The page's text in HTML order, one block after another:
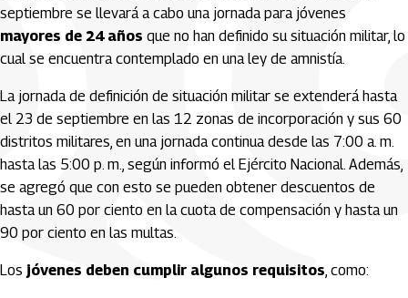
septiembre se llevará a cabo una jornada para jóvenes
mayores de 24 años que no han definido su situación militar, lo
cual se encuentra contemplado en una ley de amnistía.
La jornada de definición de situación militar se extenderá hasta
el 23 de septiembre en las 12 zonas de incorporación y sus 60
distritos militares, en una jornada continua desde las 7:00 a. m.
hasta las 5:00 p. m., según informó el Ejército Nacional. Además,
se agregó que con esto se pueden obtener descuentos de
hasta un 60 por ciento en la cuota de compensación y hasta un
90 por ciento en las multas.
Los jóvenes deben cumplir algunos requisitos, como: